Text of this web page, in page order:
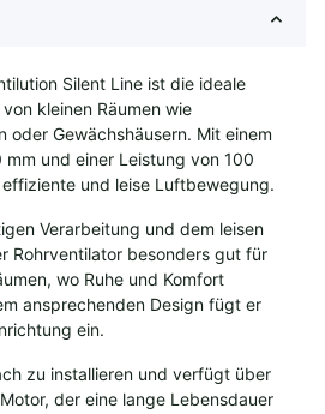
Silent Line ist die ideale
kleinen Räumen wie
oder Gewächshäusern. Mit einem
mm und einer Leistung von 100
und leise Luftbewegung.
Verarbeitung und dem leisen
Rohrventilator besonders gut für
wo Ruhe und Komfort
ansprechenden Design fügt er
ein.
zu installieren und verfügt über
der eine lange Lebensdauer